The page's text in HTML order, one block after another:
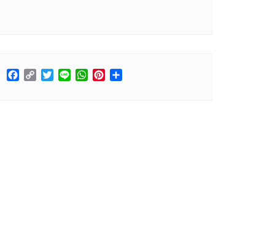
Facebook
CopyTwitter
LineWhatsApp
Pinterest